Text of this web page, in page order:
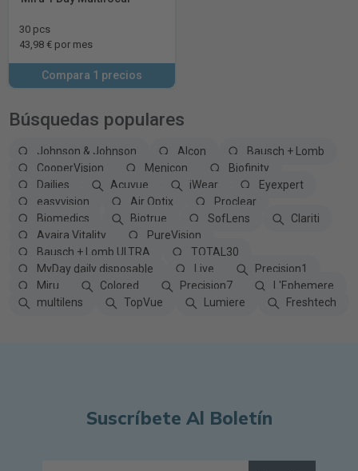
30 pcs
43,98 € por mes
Compara 1 precios
Búsquedas populares
Johnson & Johnson Alcon
Bausch + Lomb
CooperVision
Menicon
Biofinity
Dailies
Acuvue iWear
Eyexpert
easyvision
Air Optix
Proclear
Biomedics
Biotrue SofLens
Clariti
Avaira Vitality
PureVision
Bausch + Lomb ULTRA
TOTAL30
MyDay daily disposable
Live
Precision1
Miru
Colored Precision7
L'Ephemere
multilens
TopVue Lumiere Freshtech
Suscríbete Al Boletín